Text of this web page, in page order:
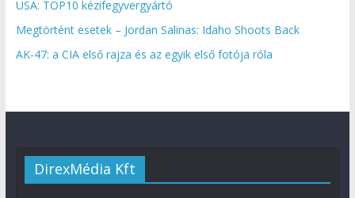
USA: TOP10 kézifegyvergyártó
Megtörtént esetek – Jordan Salinas: Idaho Shoots Back
AK-47: a CIA első rajza és az egyik első fotója róla
DirexMédia Kft